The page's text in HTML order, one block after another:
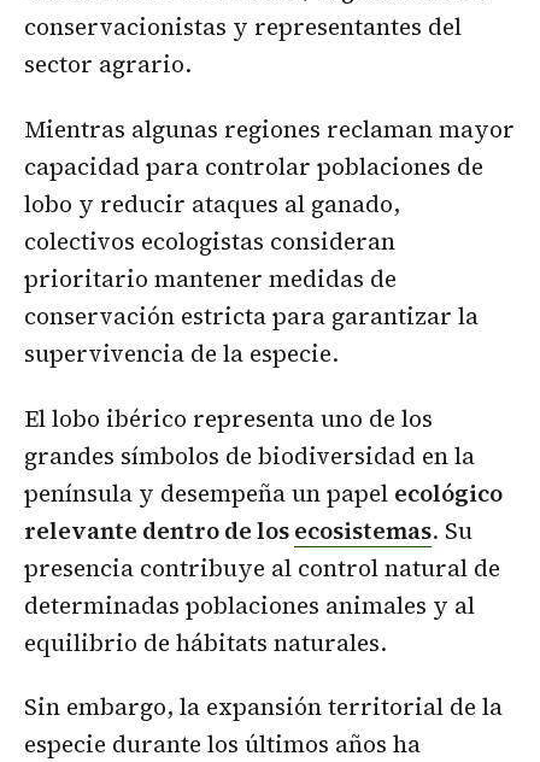
conservacionistas y representantes del
sector agrario.
Mientras algunas regiones reclaman mayor
capacidad para controlar poblaciones de
lobo y reducir ataques al ganado,
colectivos ecologistas consideran
prioritario mantener medidas de
conservación estricta para garantizar la
supervivencia de la especie.
El lobo ibérico representa uno de los
grandes símbolos de biodiversidad en la
península y desempeña un papel ecológico
relevante dentro de losecosistemas. Su
presencia contribuye al control natural de
determinadas poblaciones animales y al
equilibrio de hábitats naturales.
Sin embargo, la expansión territorial de la
especie durante los últimos años ha